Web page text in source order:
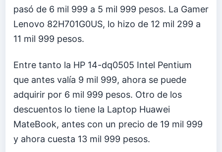
pasó de 6 mil 999 a 5 mil 999 pesos. La Gamer
Lenovo 82H701G0US, lo hizo de 12 mil 299 a
11 mil 999 pesos.
Entre tanto la HP 14-dq0505 Intel Pentium
que antes valía 9 mil 999, ahora se puede
adquirir por 6 mil 999 pesos. Otro de los
descuentos lo tiene la Laptop Huawei
MateBook, antes con un precio de 19 mil 999
y ahora cuesta 13 mil 999 pesos.